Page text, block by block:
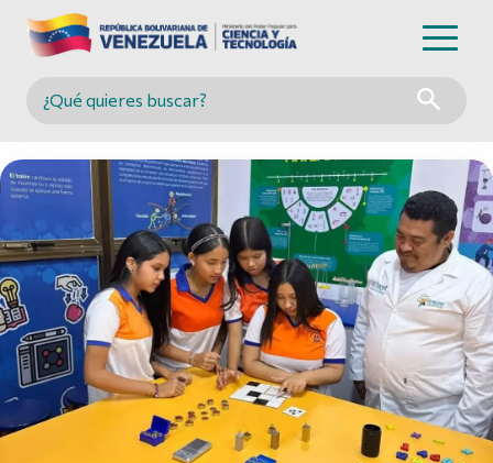
Buscar en MINCYT